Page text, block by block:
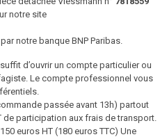
notre site
notre banque BNP Paribas.
d’ouvrir un compte particulier ou
Le compte professionnel vous
passée avant 13h) partout
de participation aux frais de transport.
euros HT (180 euros TTC) Une